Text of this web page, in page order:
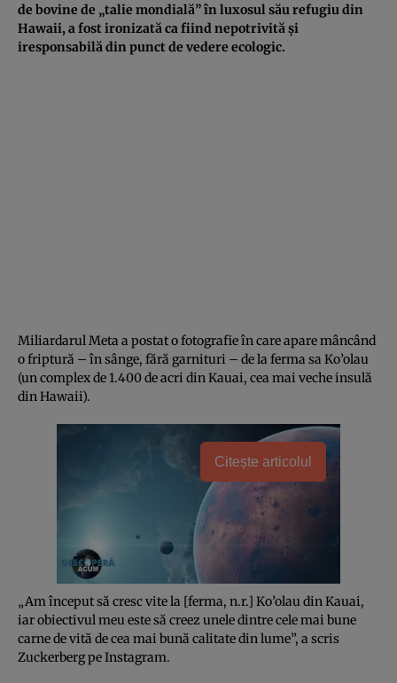
de bovine de „talie mondială” în luxosul său refugiu din
Hawaii, a fost ironizată ca fiind nepotrivită și
iresponsabilă din punct de vedere ecologic.
Miliardarul Meta a postat o fotografie în care apare mâncând
o friptură – în sânge, fără garnituri – de la ferma sa Ko’olau
(un complex de 1.400 de acri din Kauai, cea mai veche insulă
din Hawaii).
Citește articolul
„Am început să cresc vite la [ferma, n.r.] Ko’olau din Kauai,
iar obiectivul meu este să creez unele dintre cele mai bune
carne de vită de cea mai bună calitate din lume”, a scris
Zuckerberg pe Instagram.